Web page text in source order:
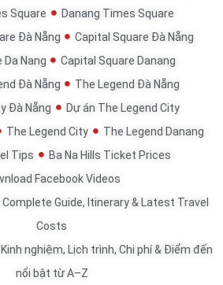
Square
Danang Times Square
Đà Nẵng
Capital Square Đà Nẵng
Da Nang
Capital Square Danang
Đà Nẵng
The Legend Đà Nẵng
Đà Nẵng
Dự án The Legend City
The Legend City
The Legend Danang
Tips
Ba Na Hills Ticket Prices
Facebook Videos
Complete Guide, Itinerary & Latest Travel
Costs
nghiệm, Lịch trình, Chi phí & Điểm đến
nổi bật từ A–Z